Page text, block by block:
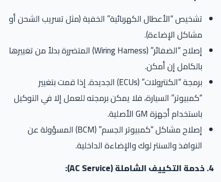
تشخيص “الأعطال الكهربائية” الخفية (مثل تسريب الشحن أو
مشاكل الإضاءة).
إصلاح “الضفائر” (Wiring Harness) المتضررة بدلاً من تغييرها
بالكامل إن أمكن.
برمجة “الكنترولات” (ECUs) الجديدة. إذا قمت بتغيير
“كمبيوتر” السيارة، فلا يمكن برمجته للعمل إلا في التوكيل
باستخدام أجهزة GM الأصلية.
إصلاح مشاكل “كمبيوتر الجسم” (BCM) المسؤولة عن
النوافذ والسنتر لوك والإضاءة الداخلية.